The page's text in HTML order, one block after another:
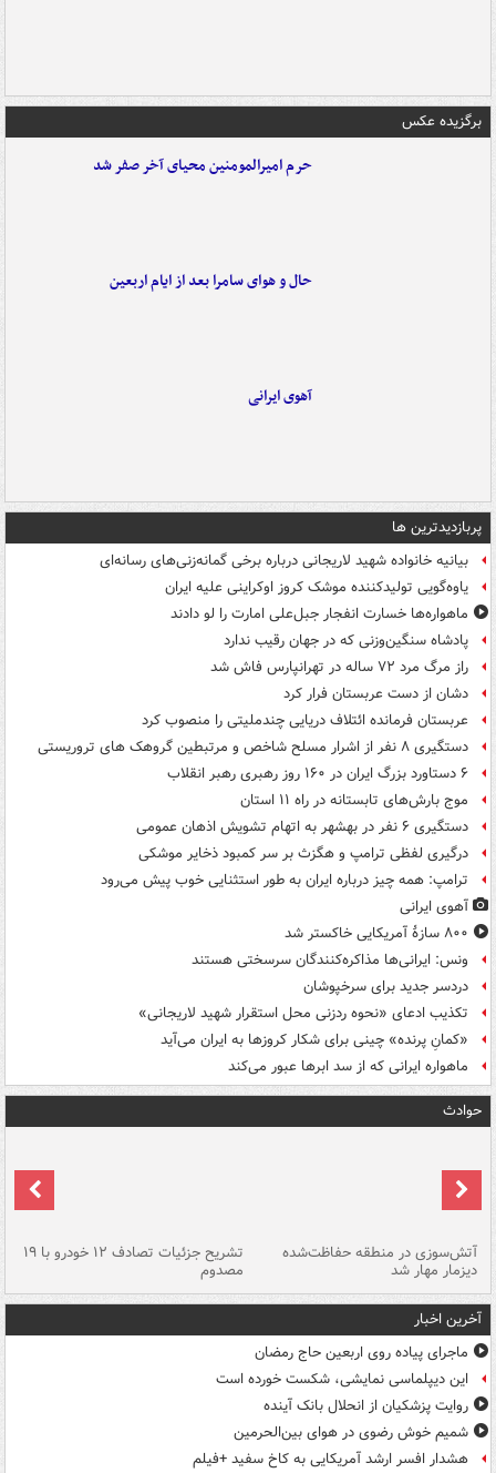
برگزیده عکس
حرم امیرالمومنین محیای آخر صفر شد
حال و هوای سامرا بعد از ایام اربعین
آهوی ایرانی
پربازدیدترین ها
بیانیه خانواده شهید لاریجانی درباره برخی گمانه‌زنی‌های رسانه‌ای
یاوه‌گویی تولیدکننده موشک کروز اوکراینی علیه ایران
ماهواره‌ها خسارت انفجار جبل‌علی امارت را لو دادند
پادشاه سنگین‌وزنی که در جهان رقیب ندارد
راز مرگ مرد ۷۲ ساله در تهرانپارس فاش شد
دشان از دست عربستان فرار کرد
عربستان فرمانده ائتلاف دریایی چندملیتی را منصوب کرد
دستگیری ۸ نفر از اشرار مسلح شاخص و مرتبطین گروهک های تروریستی
۶ دستاورد بزرگ ایران در ۱۶۰ روز رهبری رهبر انقلاب
موج بارش‌های تابستانه در راه ۱۱ استان
دستگیری ۶ نفر در بهشهر به اتهام تشویش اذهان عمومی
درگیری لفظی ترامپ و هگزث بر سر کمبود ذخایر موشکی
ترامپ: همه چیز درباره ایران به طور استثنایی خوب پیش می‌رود
آهوی ایرانی
۸۰۰ سازۀ آمریکایی خاکستر شد
ونس: ایرانی‌ها مذاکره‌کنندگان سرسختی هستند
دردسر جدید برای سرخپوشان
تکذیب ادعای «نحوه ردزنی محل استقرار شهید لاریجانی»
«کمانِ پرنده» چینی برای شکار کروزها به ایران می‌آید
ماهواره ایرانی که از سد ابرها عبور می‌کند
حوادث
آتش‌سوزی در منطقه حفاظت‌شده
دیزمار مهار شد
تشریح جزئیات تصادف ۱۲ خودرو با ۱۹
مصدوم
آخرین اخبار
ماجرای پیاده روی اربعین حاج رمضان
این دیپلماسی نمایشی، شکست خورده است
روایت پزشکیان از انحلال بانک آینده
شمیم خوش رضوی در هوای بین‌الحرمین
هشدار افسر ارشد آمریکایی به کاخ سفید +فیلم